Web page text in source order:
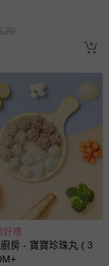
好禮
房 - 寶寶珍珠丸 ( 3